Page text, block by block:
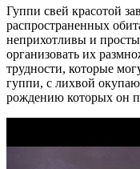
Гуппи свей красотой
распространенных
неприхотливы и
организовать их
трудности, которые
гуппи, с лихвой
рождению которых он